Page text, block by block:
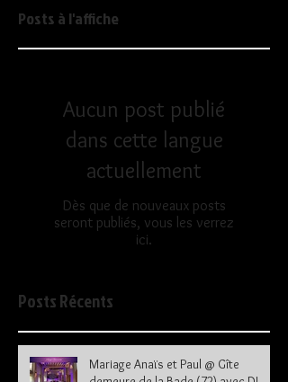
Posts à l'affiche
Aucun post publié
dans cette langue
actuellement
Dès que de nouveaux posts
seront publiés, vous les verrez
ici.
Posts Récents
Mariage Anaïs et Paul @ Gîte